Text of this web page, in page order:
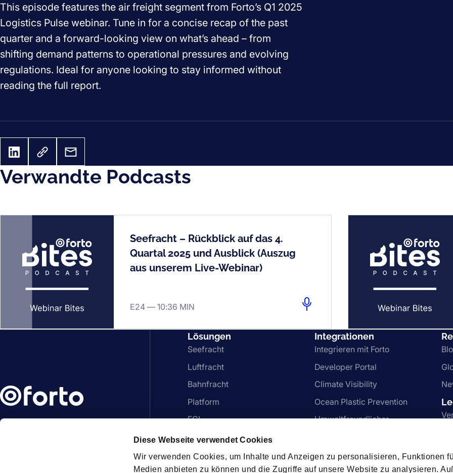
Diese Webseite verwendet Cookies
Wir verwenden Cookies, um Inhalte und Anzeigen zu personalisieren, Funktionen
Medien anbieten zu können und die Zugriffe auf unsere Website zu analysieren.
This episode features the air freight segment from Forto’s Q1 2025
Logistics Pulse webinar. Tune in for a concise recap of the past
quarter and a forward-looking view on what’s ahead – from
shifting demand patterns to operational pressures and evolving
regulations. Ideal for anyone looking to stay informed without
reading the full report.
Verwandte Podcasts
Seefracht – Rückblick auf das 4.
Quartal 2025 und Ausblick (Auszug
aus unserem Live-Webinar)
E24 — 10:36 MIN
Lösungen
Seefracht
Luftfracht
Bahnfracht
Platform
FCL
LCL
Zusätzliche Services
Integrationen
Integrieren mit Forto
Developer Portal
Climate Visibility
Ocean Plastic Prevention
Umweltfreundlicher